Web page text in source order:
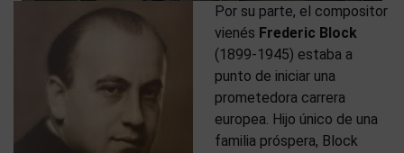
Por su parte, el compositor
vienés Frederic Block
(1899-1945) estaba a
punto de iniciar una
prometedora carrera
europea. Hijo único de una
familia próspera, Block